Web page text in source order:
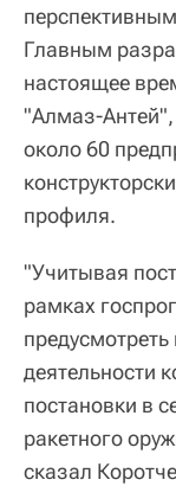
Главным
настоящее
"Алмаз-Антей",
около 60
профиля.
"Учитывая
рамках
деятельности
постановки в
ракетного
сказал